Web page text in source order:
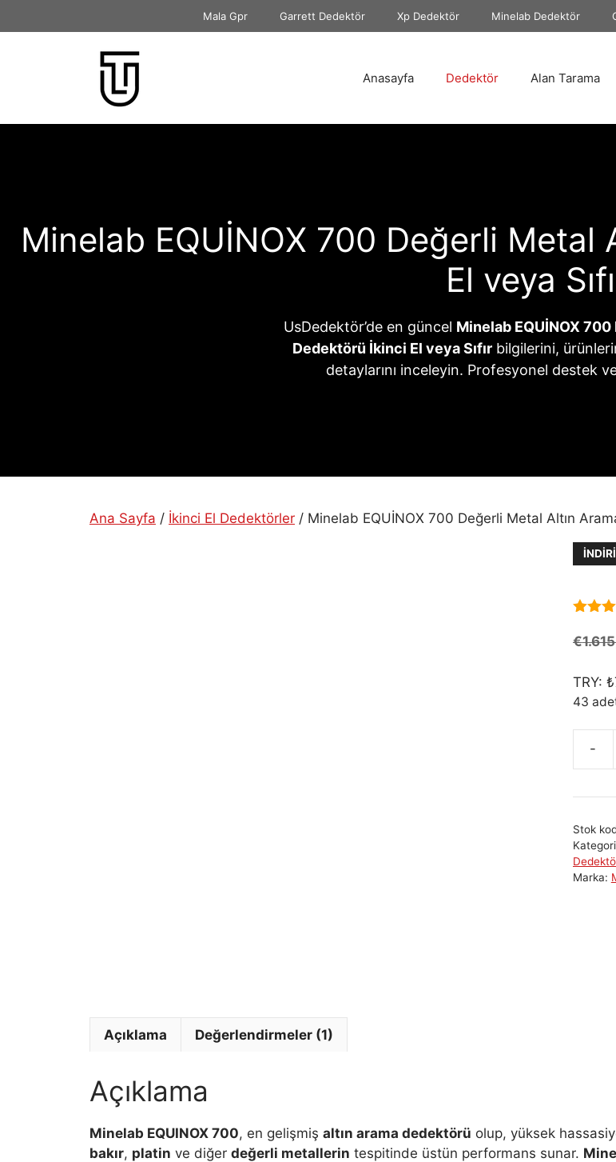
atla
Mala Gpr Garrett Dedektör Xp Dedektör Minelab Dedektör
Anasayfa Dedektör Alan Tarama
Minelab EQUİNOX 700 Değerli Metal
El veya
UsDedektör’de en güncel Minelab EQUİNOX
Dedektörü İkinci El veya Sıfır bilgilerini,
detaylarını inceleyin. Profesyonel destek
Ana Sayfa / İkinci El Dedektörler / Minelab EQUİNOX 700 Değerli Metal Altın
5
€
TRY: ₺
43
700
Metal
Altın
Arama
Stok
Marka:
Açıklama Değerlendirmeler (1)
Açıklama
Minelab EQUINOX 700, en gelişmiş altın arama dedektörü olup, yüksek
bakır, platin ve diğer değerli metallerin tespitinde üstün performans sunar.